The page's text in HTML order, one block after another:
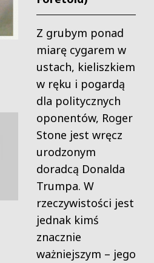
Z grubym ponad
miarę cygarem w
ustach, kieliszkiem
w ręku i pogardą
dla politycznych
oponentów, Roger
Stone jest wręcz
urodzonym
doradcą Donalda
Trumpa. W
rzeczywistości jest
jednak kimś
znacznie
ważniejszym – jego